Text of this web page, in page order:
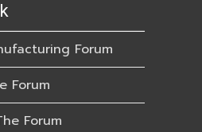
Forum
Forum
Forum